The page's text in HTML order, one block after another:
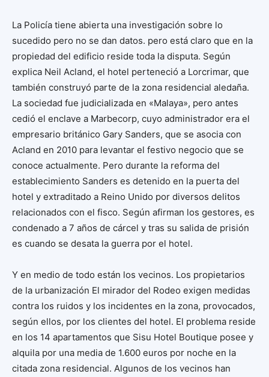
La Policía tiene abierta una investigación sobre lo
sucedido pero no se dan datos. pero está claro que en la
propiedad del edificio reside toda la disputa. Según
explica Neil Acland, el hotel perteneció a Lorcrimar, que
también construyó parte de la zona residencial aledaña.
La sociedad fue judicializada en «Malaya», pero antes
cedió el enclave a Marbecorp, cuyo administrador era el
empresario británico Gary Sanders, que se asocia con
Acland en 2010 para levantar el festivo negocio que se
conoce actualmente. Pero durante la reforma del
establecimiento Sanders es detenido en la puerta del
hotel y extraditado a Reino Unido por diversos delitos
relacionados con el fisco. Según afirman los gestores, es
condenado a 7 años de cárcel y tras su salida de prisión
es cuando se desata la guerra por el hotel.
Y en medio de todo están los vecinos. Los propietarios
de la urbanización El mirador del Rodeo exigen medidas
contra los ruidos y los incidentes en la zona, provocados,
según ellos, por los clientes del hotel. El problema reside
en los 14 apartamentos que Sisu Hotel Boutique posee y
alquila por una media de 1.600 euros por noche en la
citada zona residencial. Algunos de los vecinos han